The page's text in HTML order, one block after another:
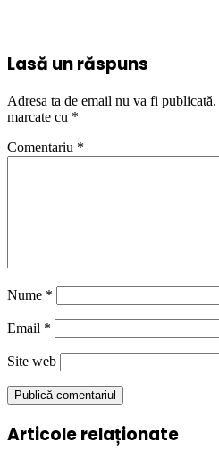
Lasă un răspuns
Adresa ta de email nu va fi publicată.
marcate cu *
Comentariu *
Nume *
Email *
Site web
Articole relaționate